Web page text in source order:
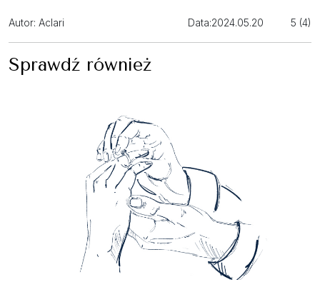
Autor: Aclari Data:2024.05.20 5 (4)
Sprawdź również